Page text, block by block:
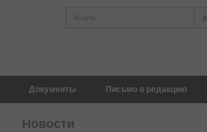
Искать
Документы Письмо в редакцию
Новости